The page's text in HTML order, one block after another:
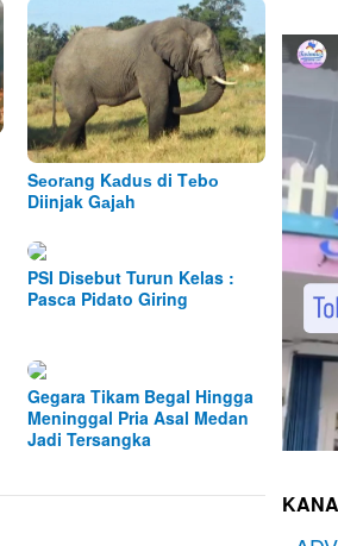
Sеоrаng Kаduѕ di Tеbо
Diinjak Gаjаh
PSI Disebut Turun Kelas :
Pasca Pidato Giring
Gegara Tikam Begal Hingga
Meninggal Pria Asal Medan
Jadi Tersangka